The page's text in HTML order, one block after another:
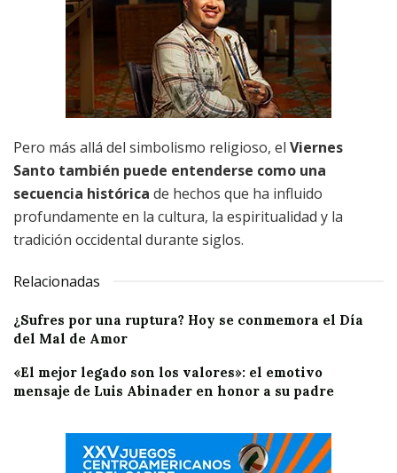
Pero más allá del simbolismo religioso, el Viernes
Santo también puede entenderse como una
secuencia histórica de hechos que ha influido
profundamente en la cultura, la espiritualidad y la
tradición occidental durante siglos.
Relacionadas
¿Sufres por una ruptura? Hoy se conmemora el Día
del Mal de Amor
«El mejor legado son los valores»: el emotivo
mensaje de Luis Abinader en honor a su padre